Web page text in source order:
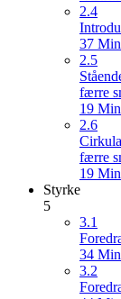
2.4
37
2.5
færre
19
2.6
færre
19
Styrke
5
3.1
34
3.2